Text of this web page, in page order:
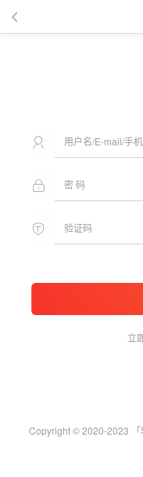
立
Copyright © 2020-2023 「